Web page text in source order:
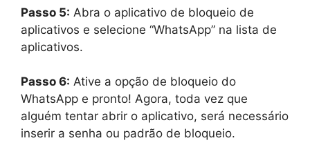
Passo 5: Abra o aplicativo de bloqueio de
aplicativos e selecione “WhatsApp” na lista de
aplicativos.
Passo 6: Ative a opção de bloqueio do
WhatsApp e pronto! Agora, toda vez que
alguém tentar abrir o aplicativo, será necessário
inserir a senha ou padrão de bloqueio.